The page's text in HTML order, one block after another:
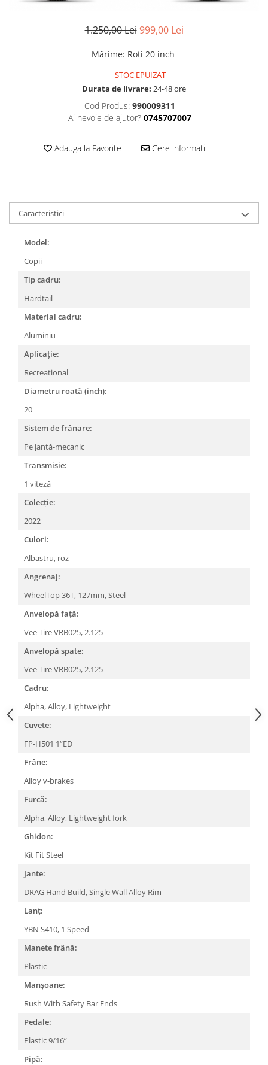
Piese frâne
Frâne pe disc
Furci cu suspensie
Ghidaje și întinzătoare lanț
Ghidoane și atașabile
Jante
Lanțuri
Za conectare rapidă
Manete Schimbător, Frâna, Combo
Manete frână
Manete combo
Piese manete
Manșoane și ghidolină
Accesorii
Manșoane
Pedale
Pinioane
Pipe
Roți
Roți spate
Set roți
Roți față
Schimbătoare
Schimbătoare față
Schimbătoare spate
Piese schimbătoare
Tije sa
Tije telescopice
Coliere tije șa
Piese tije sa
Tije fixe
Tubeless și soluții anti-pană
Amortizoare spate
Arcuri
Groupset
Produse întreținere1.250,00 Lei 999,00 Lei
Mărime: Roti 20 inch
STOC EPUIZAT
Durata de livrare: 24-48 ore
Cod Produs: 990009311
Ai nevoie de ajutor? 0745707007
Adauga la Favorite Cere informatii
Caracteristici
Model:
Copii
Tip cadru:
Hardtail
Material cadru:
Aluminiu
Aplicație:
Recreational
Diametru roată (inch):
20
Sistem de frânare:
Pe jantă-mecanic
Transmisie:
1 viteză
Colecție:
2022
Culori:
Albastru, roz
Angrenaj:
WheelTop 36T, 127mm, Steel
Anvelopă față:
Vee Tire VRB025, 2.125
Anvelopă spate:
Vee Tire VRB025, 2.125
Cadru:
Alpha, Alloy, Lightweight
Cuvete:
FP-H501 1“ED
Frâne:
Alloy v-brakes
Furcă:
Alpha, Alloy, Lightweight fork
Ghidon:
Kit Fit Steel
Jante:
DRAG Hand Build, Single Wall Alloy Rim
Lanț:
YBN S410, 1 Speed
Manete frână:
Plastic
Manșoane:
Rush With Safety Bar Ends
Pedale:
Plastic 9/16”
Pipă: